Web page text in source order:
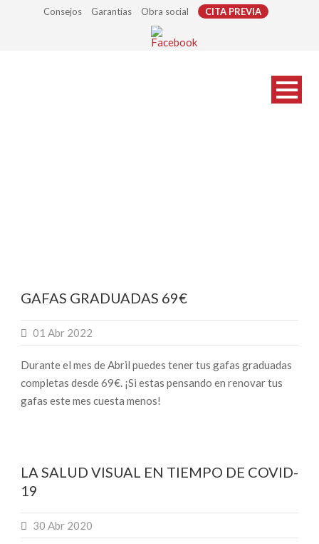
Consejos Garantías Obra social CITA PREVIA
GAFAS GRADUADAS 69€
01 Abr 2022
Durante el mes de Abril puedes tener tus gafas graduadas
completas desde 69€. ¡Si estas pensando en renovar tus
gafas este mes cuesta menos!
LA SALUD VISUAL EN TIEMPO DE COVID-
19
30 Abr 2020